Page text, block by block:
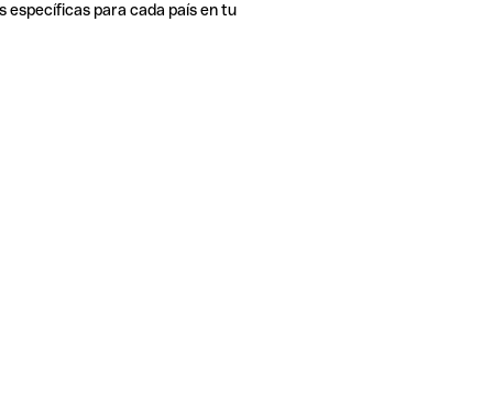
específicas para cada país en tu